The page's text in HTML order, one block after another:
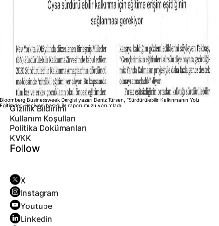
Bloomberg Businessweek Dergisi yazarı Deniz Türsen, “Sürdürülebilir Kalkınmanın Yolu
Eğitimden Geçiyor” başlığı ile raporumuzu yorumladı.
Topluluklar
Sözlüğümüz
Haberler
İletişim
Legal
Gizlilik Bildirimi
Kullanım Koşulları
Politika Dokümanları
KVKK
Follow
X
Instagram
Youtube
Linkedin